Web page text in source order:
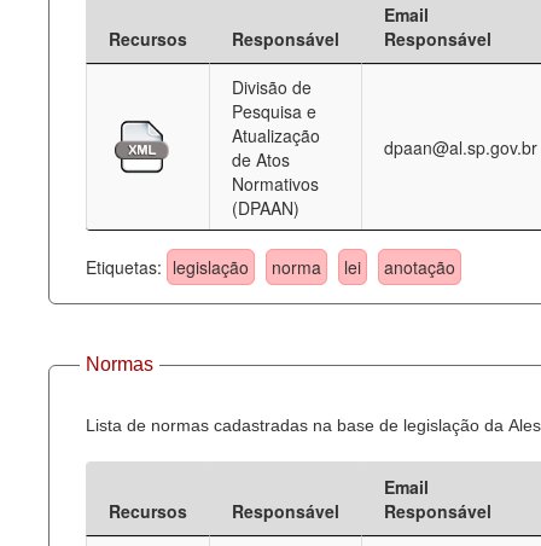
Deputados Estaduais
Legislação
Perguntas frequentes
Contato
Recursos Responsável
Email
Responsável
Divisão de
Pesquisa e
Atualização
de Atos
Normativos
(DPAAN)
dpaan@al.sp.gov.br
Etiquetas: legislação norma lei anotação
Normas
Lista de normas cadastradas na base de legislação da
Recursos Responsável
Email
Responsável